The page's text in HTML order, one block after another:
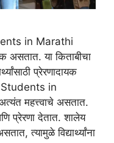
in Marathi
असतात. या किताबीचा
प्रेरणादायक
Students in
महत्त्वाचे असतात.
प्रेरणा देतात. शालेय
त्यामुळे विद्यार्थ्यांना